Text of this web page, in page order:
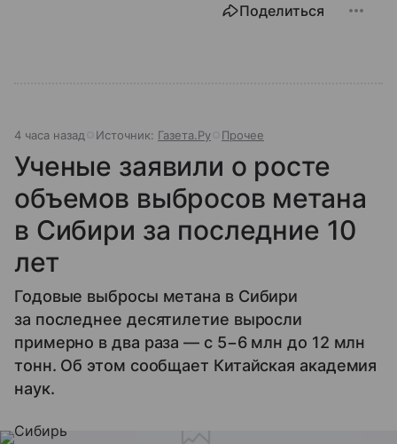
Поделиться
4 часа назад Источник: Газета.Ру Прочее
Ученые заявили о росте
объемов выбросов метана
в Сибири за последние 10
лет
Годовые выбросы метана в Сибири
за последнее десятилетие выросли
примерно в два раза — с 5−6 млн до 12 млн
тонн. Об этом сообщает Китайская академия
наук.